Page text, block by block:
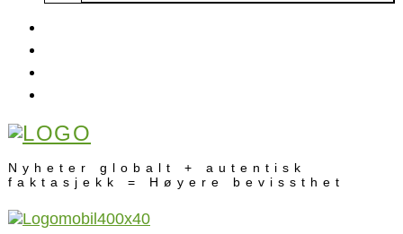
Nyheter globalt + autentisk
faktasjekk = Høyere bevissthet